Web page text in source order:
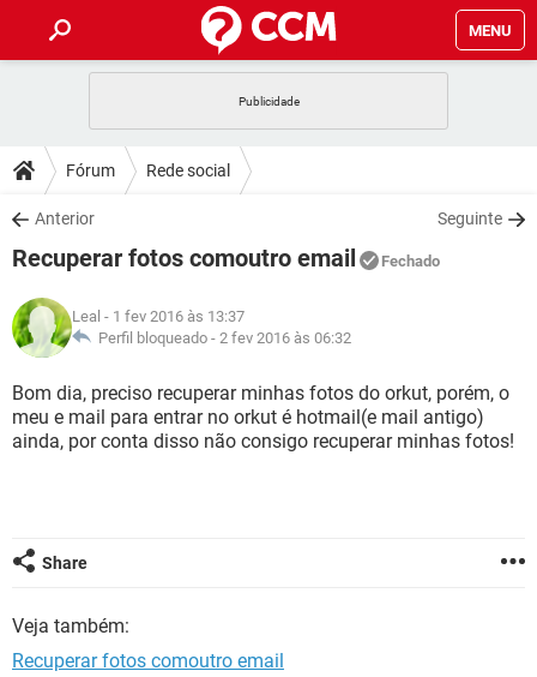
MENU
CELULAR
OUTLOOK
INSTAGRAM GMAIL
GUIA DE COMPRAS
DICAS
JOGOS
INSTAGRAM
GUIA DE COMPRAS
DOWNLOADS
JOGOS WHATSAPP
CELULAR
OUTLOOK EXCEL
INSTAGRAM GMAIL
GUIA DE COMPRAS
FÓRUM
JOGOS
CELULAR
OUTLOOK EXCEL
INSTAGRAM GMAIL
GLOSSÁRIO
JOGOS WHATSAPP
CELULAR FACEBOOK
GUIA DE COMPRAS
Fórum Rede social
Anterior Seguinte
Recuperar fotos comoutro email Fechado
Leal - 1 fev 2016 às 13:37
Perfil bloqueado - 2 fev 2016 às 06:32
Bom dia, preciso recuperar minhas fotos do orkut, porém, o
meu e mail para entrar no orkut é hotmail(e mail antigo)
ainda, por conta disso não consigo recuperar minhas fotos!
Share
Veja também:
Recuperar fotos comoutro email